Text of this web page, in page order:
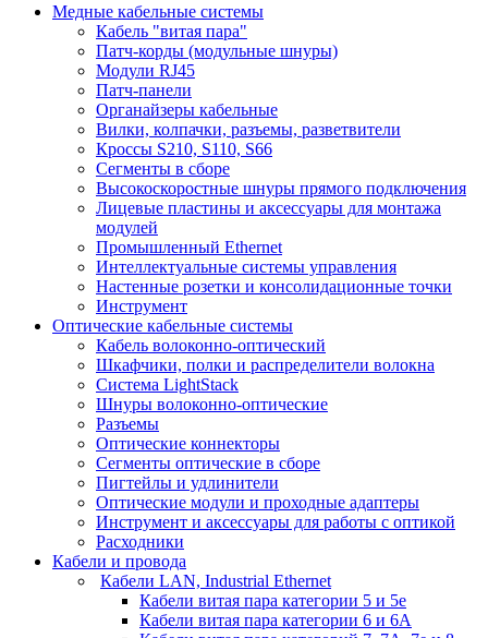
Медные кабельные системы
Кабель "витая пара"
Патч-корды (модульные шнуры)
Модули RJ45
Патч-панели
Органайзеры кабельные
Вилки, колпачки, разъемы, разветвители
Кроссы S210, S110, S66
Сегменты в сборе
Высокоскоростные шнуры прямого подключения
Лицевые пластины и аксессуары для монтажа
модулей
Промышленный Ethernet
Интеллектуальные системы управления
Настенные розетки и консолидационные точки
Инструмент
Оптические кабельные системы
Кабель волоконно-оптический
Шкафчики, полки и распределители волокна
Система LightStack
Шнуры волоконно-оптические
Разъемы
Оптические коннекторы
Сегменты оптические в сборе
Пигтейлы и удлинители
Оптические модули и проходные адаптеры
Инструмент и аксессуары для работы с оптикой
Расходники
Кабели и провода
Кабели LAN, Industrial Ethernet
Кабели витая пара категории 5 и 5е
Кабели витая пара категории 6 и 6A